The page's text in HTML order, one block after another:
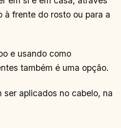
à frente do rosto ou para a
e usando como
também é uma opção.
ser aplicados no cabelo, na